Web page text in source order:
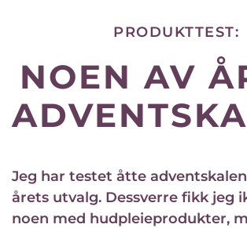
PRODUKTTEST:
NOEN AV
Jeg har testet åtte
årets utvalg. Dessverre fikk jeg
noen med hudpleieprodukter,